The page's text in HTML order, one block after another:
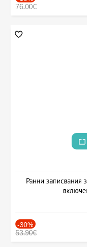
76.00€
Ранни записвания
-30%
53.90€